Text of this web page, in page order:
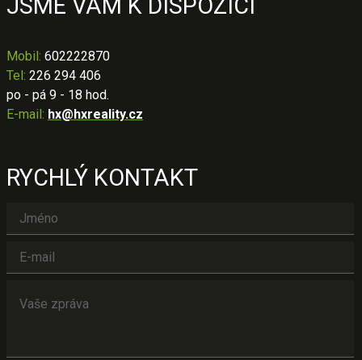
Mobil: 602222870
Tel: 226 294 406
po - pá 9 - 18 hod.
E-mail: hx@hxreality.cz
RYCHLÝ KONTAKT